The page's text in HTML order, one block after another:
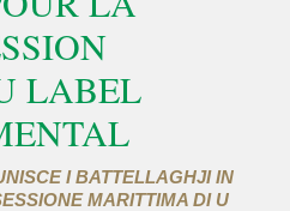
LABEL
I BATTELLAGHJI IN
MARITTIMA DI U